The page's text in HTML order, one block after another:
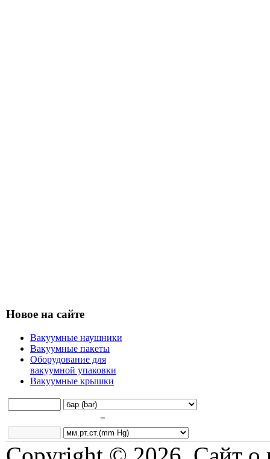
Новое на сайте
Вакуумные наушники
Вакуумные пакеты
Оборудование для
вакуумной упаковки
Вакуумные крышки
=